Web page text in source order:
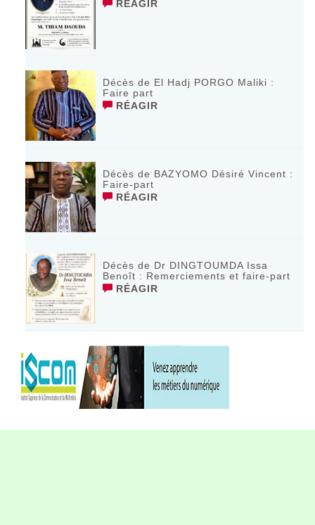
RÉAGIR
Décès de El Hadj PORGO Maliki :
Faire part
RÉAGIR
Décès de BAZYOMO Désiré Vincent :
Faire-part
RÉAGIR
Décès de Dr DINGTOUMDA Issa
Benoît : Remerciements et faire-part
RÉAGIR